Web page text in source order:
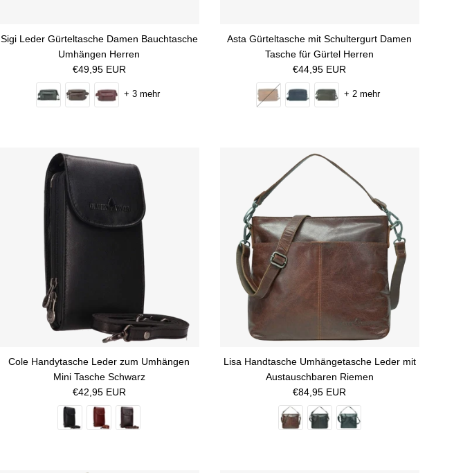
Sigi Leder Gürteltasche Damen Bauchtasche
Umhängen Herren
Normaler Preis
€49,95 EUR
+ 3 mehr
Asta Gürteltasche mit Schultergurt Damen
Tasche für Gürtel Herren
Normaler Preis
€44,95 EUR
+ 2 mehr
Cole Handytasche Leder zum Umhängen
Mini Tasche Schwarz
Normaler Preis
€42,95 EUR
Lisa Handtasche Umhängetasche Leder mit
Austauschbaren Riemen
Normaler Preis
€84,95 EUR